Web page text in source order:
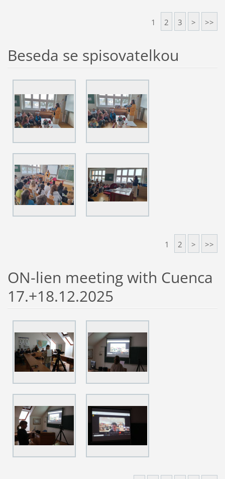
1 2 3 > >>
Beseda se spisovatelkou
1 2 > >>
ON-lien meeting with Cuenca
17.+18.12.2025